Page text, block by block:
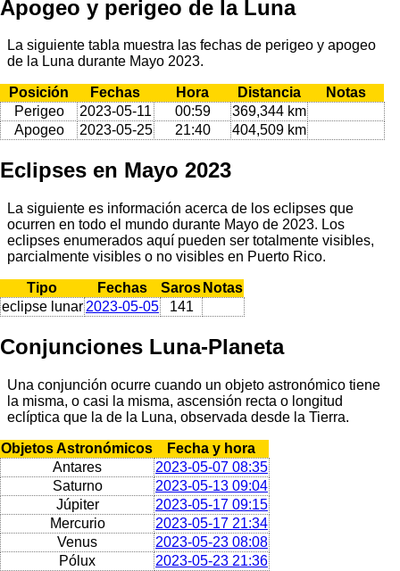
Apogeo y perigeo de la Luna
La siguiente tabla muestra las fechas de perigeo y apogeo
de la Luna durante Mayo 2023.
Posición Fechas Hora Distancia
Notas
Perigeo
2023-05-11 00:59
369,344 km
Apogeo
2023-05-25 21:40 404,509 km
Eclipses en Mayo 2023
La siguiente es información acerca de los eclipses que
ocurren en todo el mundo durante Mayo de 2023. Los
eclipses enumerados aquí pueden ser totalmente visibles,
parcialmente visibles o no visibles en Puerto Rico.
Tipo Fechas Saros Notas
eclipse lunar 2023-05-05 141
Conjunciones Luna-Planeta
Una conjunción ocurre cuando un objeto astronómico tiene
la misma, o casi la misma, ascensión recta o longitud
eclíptica que la de la Luna, observada desde la Tierra.
Objetos Astronómicos
Fecha y hora
Antares
2023-05-07 08:35
Saturno
2023-05-13 09:04
Júpiter
2023-05-17 09:15
Mercurio
2023-05-17 21:34
Venus
2023-05-23 08:08
Pólux
2023-05-23 21:36